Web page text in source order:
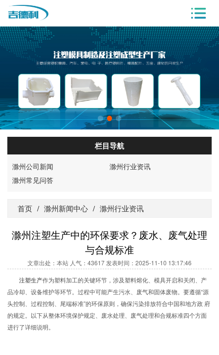
栏目导航
滁州公司新闻
滁州行业资讯
滁州常见问答
首页 / 滁州新闻中心 / 滁州行业资讯
滁州注塑生产中的环保要求？废水、废气处理
与合规标准
文章出处：本站 人气：43617 发表时间：2025-11-10 13:17:46
注塑生产作为塑料加工的关键环节，涉及塑料熔化、模具开启和关闭、产
品冷却、设备维护等环节。过程中可能产生污水、废气和固体废物。要遵循“源
头控制、过程控制、尾端标准”的环保原则，确保污染排放符合中国和地方政 府
的规定。以下从整体环境保护规定、废水处理、废气处理和合规标准四个方面
进行了详细说明。